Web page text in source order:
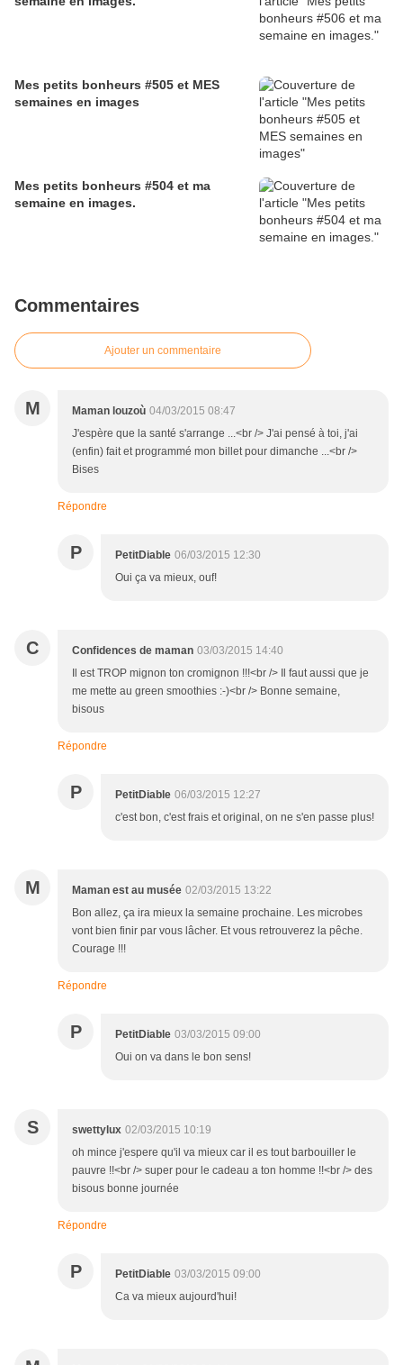
Mes petits bonheurs #505 et MES
semaines en images
Mes petits bonheurs #504 et ma
semaine en images.
Commentaires
Ajouter un commentaire
M Maman louzoù 04/03/2015 08:47
J'espère que la santé s'arrange ...<br /> J'ai pensé à toi, j'ai
(enfin) fait et programmé mon billet pour dimanche ...<br />
Bises
Répondre
P PetitDiable 06/03/2015 12:30
Oui ça va mieux, ouf!
C Confidences de maman 03/03/2015 14:40
Il est TROP mignon ton cromignon !!!<br /> Il faut aussi que je
me mette au green smoothies :-)<br /> Bonne semaine,
bisous
Répondre
P PetitDiable 06/03/2015 12:27
c'est bon, c'est frais et original, on ne s'en passe plus!
M Maman est au musée 02/03/2015 13:22
Bon allez, ça ira mieux la semaine prochaine. Les microbes
vont bien finir par vous lâcher. Et vous retrouverez la pêche.
Courage !!!
Répondre
P PetitDiable 03/03/2015 09:00
Oui on va dans le bon sens!
S swettylux 02/03/2015 10:19
oh mince j'espere qu'il va mieux car il es tout barbouiller le
pauvre !!<br /> super pour le cadeau a ton homme !!<br /> des
bisous bonne journée
Répondre
P PetitDiable 03/03/2015 09:00
Ca va mieux aujourd'hui!